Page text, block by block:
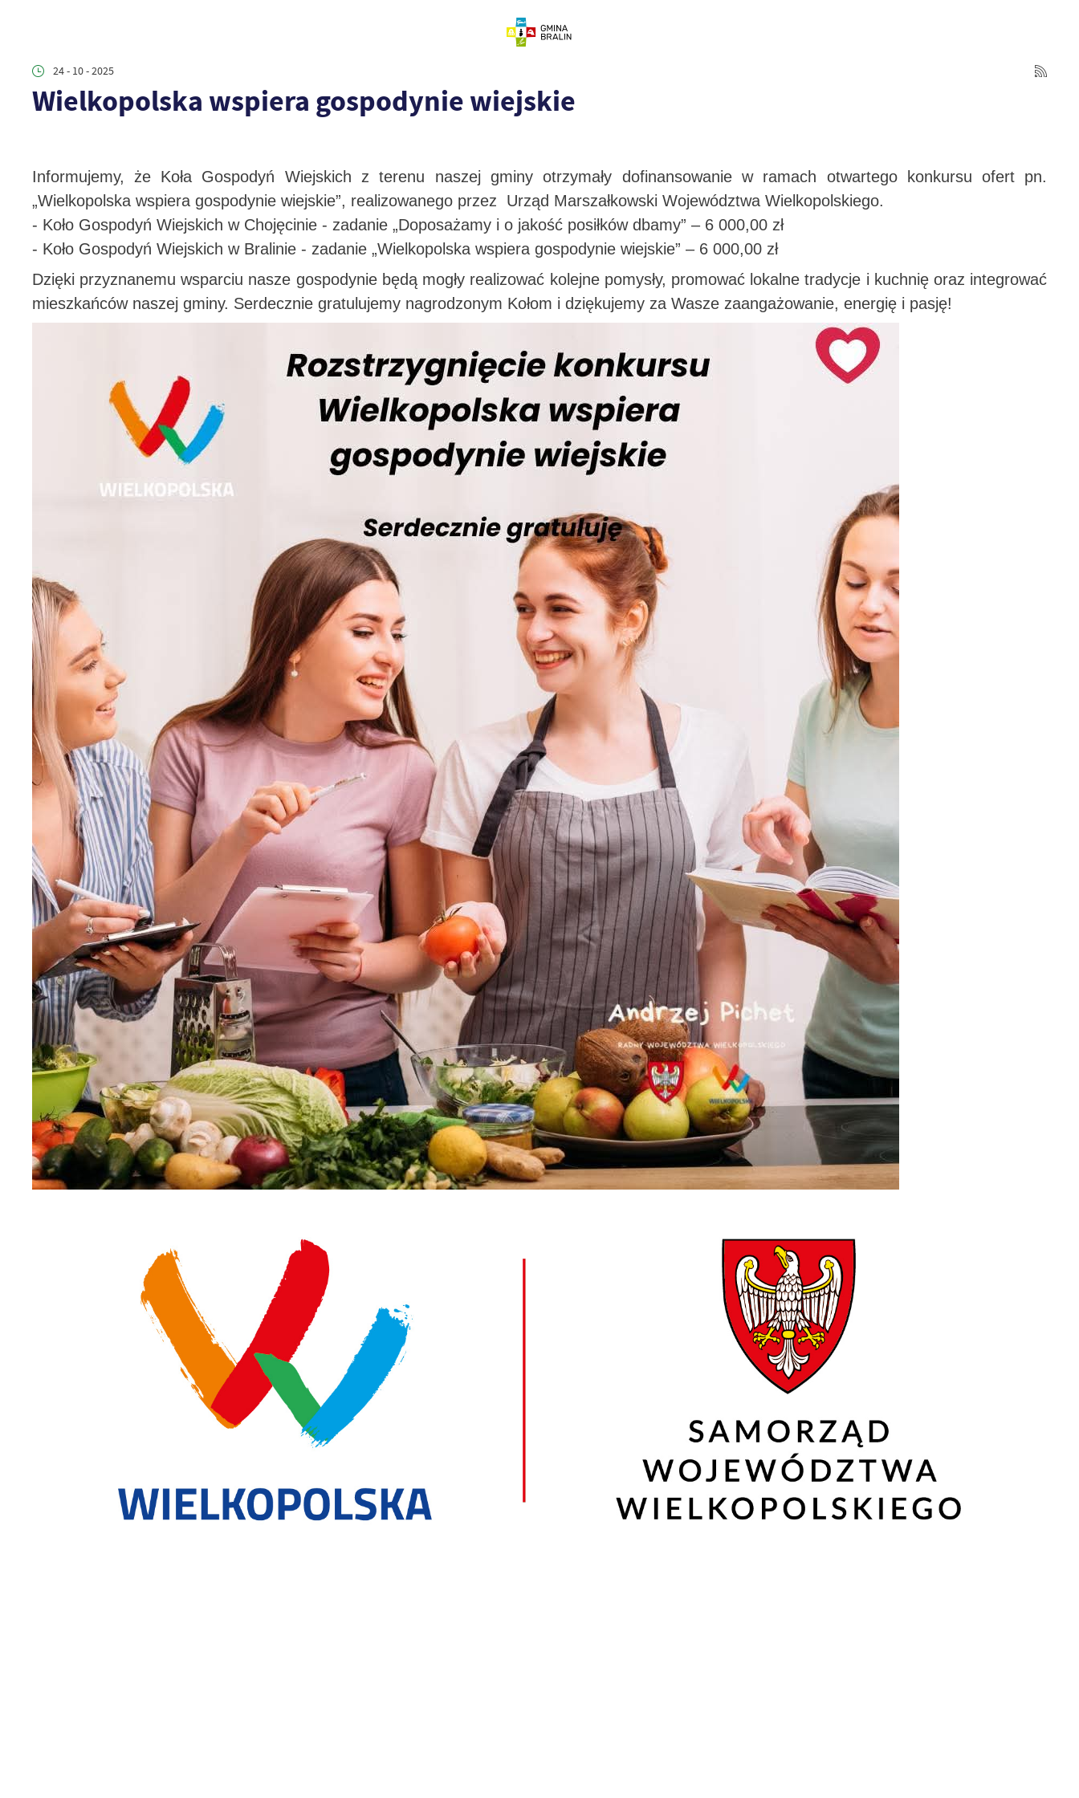
24 - 10 - 2025
Wielkopolska wspiera gospodynie wiejskie
Informujemy, że Koła Gospodyń Wiejskich z terenu naszej gminy otrzymały dofinansowanie w ramach otwartego konkursu ofert pn.
„Wielkopolska wspiera gospodynie wiejskie”, realizowanego przez Urząd Marszałkowski Województwa Wielkopolskiego.
- Koło Gospodyń Wiejskich w Chojęcinie - zadanie „Doposażamy i o jakość posiłków dbamy” – 6 000,00 zł
- Koło Gospodyń Wiejskich w Bralinie - zadanie „Wielkopolska wspiera gospodynie wiejskie” – 6 000,00 zł
Dzięki przyznanemu wsparciu nasze gospodynie będą mogły realizować kolejne pomysły, promować lokalne tradycje i kuchnię oraz integrować
mieszkańców naszej gminy. Serdecznie gratulujemy nagrodzonym Kołom i dziękujemy za Wasze zaangażowanie, energię i pasję!